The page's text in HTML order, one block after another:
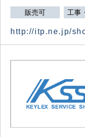
販売可 工事
http://itp.ne.jp/